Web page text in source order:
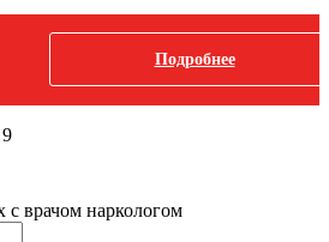
Подробнее
9
с врачом наркологом